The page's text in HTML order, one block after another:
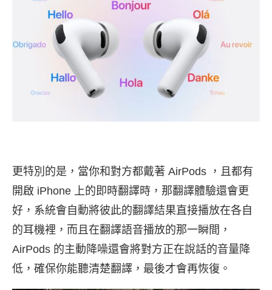
更特別的是，當你和對方都戴著 AirPods ，且都有
開啟 iPhone 上的即時翻譯時，那翻譯體驗還會更
好，系統會自動將彼此的翻譯結果直接播放在各自
的耳機裡，而且在翻譯語音播放的那一瞬間，
AirPods 的主動降噪還會將對方正在說話的音量降
低，確保你能聽清楚翻譯，最後才會再恢復。